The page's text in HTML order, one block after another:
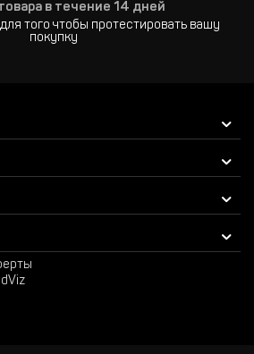
в течение 14 дней
того чтобы протестировать вашу
покупку